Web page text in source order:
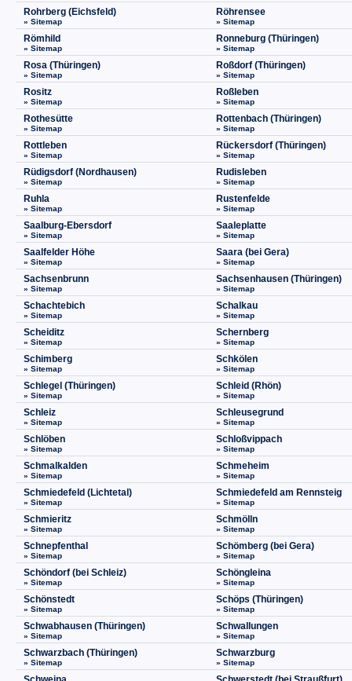
Rohrberg (Eichsfeld)
» Sitemap
Röhrensee
» Sitemap
Römhild
» Sitemap
Ronneburg (Thüringen)
» Sitemap
Rosa (Thüringen)
» Sitemap
Roßdorf (Thüringen)
» Sitemap
Rositz
» Sitemap
Roßleben
» Sitemap
Rothesütte
» Sitemap
Rottenbach (Thüringen)
» Sitemap
Rottleben
» Sitemap
Rückersdorf (Thüringen)
» Sitemap
Rüdigsdorf (Nordhausen)
» Sitemap
Rudisleben
» Sitemap
Ruhla
» Sitemap
Rustenfelde
» Sitemap
Saalburg-Ebersdorf
» Sitemap
Saaleplatte
» Sitemap
Saalfelder Höhe
» Sitemap
Saara (bei Gera)
» Sitemap
Sachsenbrunn
» Sitemap
Sachsenhausen (Thüringen)
» Sitemap
Schachtebich
» Sitemap
Schalkau
» Sitemap
Scheiditz
» Sitemap
Schernberg
» Sitemap
Schimberg
» Sitemap
Schkölen
» Sitemap
Schlegel (Thüringen)
» Sitemap
Schleid (Rhön)
» Sitemap
Schleiz
» Sitemap
Schleusegrund
» Sitemap
Schlöben
» Sitemap
Schloßvippach
» Sitemap
Schmalkalden
» Sitemap
Schmeheim
» Sitemap
Schmiedefeld (Lichtetal)
» Sitemap
Schmiedefeld am Rennsteig
» Sitemap
Schmieritz
» Sitemap
Schmölln
» Sitemap
Schnepfenthal
» Sitemap
Schömberg (bei Gera)
» Sitemap
Schöndorf (bei Schleiz)
» Sitemap
Schöngleina
» Sitemap
Schönstedt
» Sitemap
Schöps (Thüringen)
» Sitemap
Schwabhausen (Thüringen)
» Sitemap
Schwallungen
» Sitemap
Schwarzbach (Thüringen)
» Sitemap
Schwarzburg
» Sitemap